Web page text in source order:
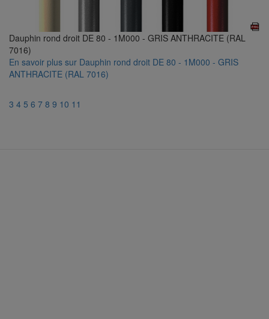
Dauphin rond droit DE 80 - 1M000 - GRIS ANTHRACITE (RAL
7016)
En savoir plus sur Dauphin rond droit DE 80 - 1M000 - GRIS
ANTHRACITE (RAL 7016)
3 4 5 6 7 8 9 10 11